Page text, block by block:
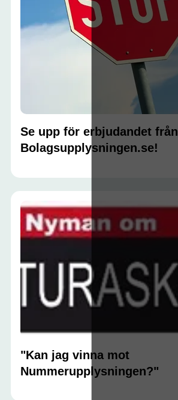
Se upp för erbjudandet från
Bolagsupplysningen.se!
"Kan jag vinna mot
Nummerupplysningen?"